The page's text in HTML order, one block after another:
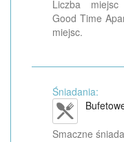
Liczba miejsc
Good Time
miejsc.
Śniadania:
Smaczne